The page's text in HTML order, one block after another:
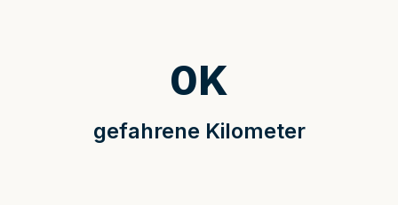
gefahrene Kilometer
0K